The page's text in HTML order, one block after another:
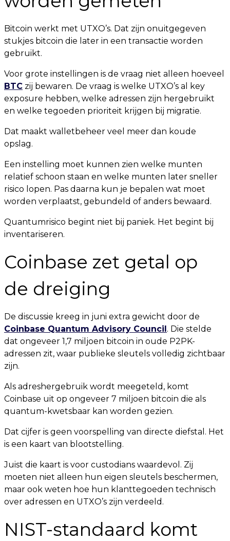
Bitcoin werkt met UTXO’s. Dat zijn onuitgegeven
stukjes bitcoin die later in een transactie worden
gebruikt.
Voor grote instellingen is de vraag niet alleen hoeveel
BTC zij bewaren. De vraag is welke UTXO’s al key
exposure hebben, welke adressen zijn hergebruikt
en welke tegoeden prioriteit krijgen bij migratie.
Dat maakt walletbeheer veel meer dan koude
opslag.
Een instelling moet kunnen zien welke munten
relatief schoon staan en welke munten later sneller
risico lopen. Pas daarna kun je bepalen wat moet
worden verplaatst, gebundeld of anders bewaard.
Quantumrisico begint niet bij paniek. Het begint bij
inventariseren.
Coinbase zet getal op
de dreiging
De discussie kreeg in juni extra gewicht door de
Coinbase Quantum Advisory Council. Die stelde
dat ongeveer 1,7 miljoen bitcoin in oude P2PK-
adressen zit, waar publieke sleutels volledig zichtbaar
zijn.
Als adreshergebruik wordt meegeteld, komt
Coinbase uit op ongeveer 7 miljoen bitcoin die als
quantum-kwetsbaar kan worden gezien.
Dat cijfer is geen voorspelling van directe diefstal. Het
is een kaart van blootstelling.
Juist die kaart is voor custodians waardevol. Zij
moeten niet alleen hun eigen sleutels beschermen,
maar ook weten hoe hun klanttegoeden technisch
over adressen en UTXO’s zijn verdeeld.
NIST-standaard komt